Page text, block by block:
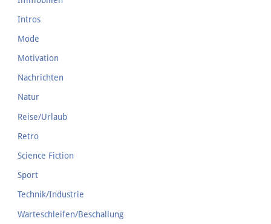
Intros
Mode
Motivation
Nachrichten
Natur
Reise/Urlaub
Retro
Science Fiction
Sport
Technik/Industrie
Warteschleifen/Beschallung